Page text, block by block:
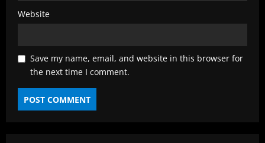
Website
Save my name, email, and website in this browser for
the next time I comment.